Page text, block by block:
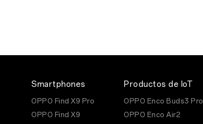
Smartphones
OPPO Find X9 Pro
OPPO Find X9
Productos de IoT
OPPO Enco Buds3 Pro
OPPO Enco Air2